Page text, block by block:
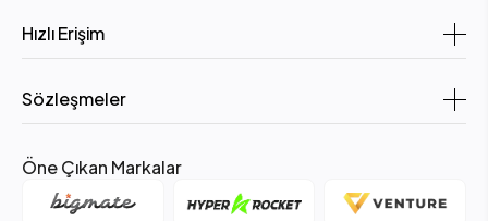
Hızlı Erişim
Sözleşmeler
Öne Çıkan Markalar